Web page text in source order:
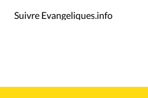
Suivre Evangeliques.info